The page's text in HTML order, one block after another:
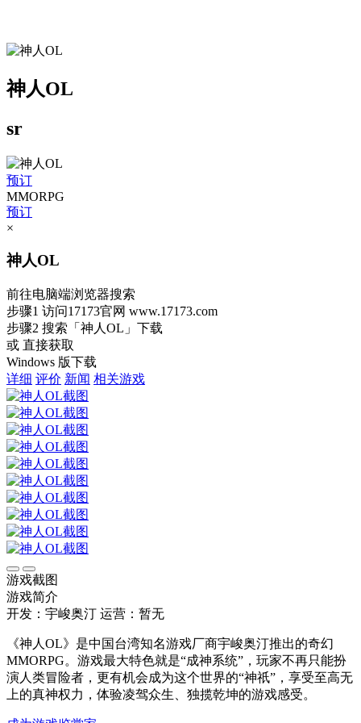
神人OL
sr
预订
MMORPG
预订
×
神人OL
前往电脑端浏览器搜索
步骤1 访问17173官网 www.17173.com
步骤2 搜索 「神人OL」 下载
或 直接获取
Windows 版下载
详细 评价 新闻 相关游戏
游戏截图
游戏简介
开发：宇峻奥汀 运营：暂无
《神人OL》是中国台湾知名游戏厂商宇峻奥汀推出的奇幻
MMORPG。游戏最大特色就是“成神系统”，玩家不再只能扮
演人类冒险者，更有机会成为这个世界的“神祇”，享受至高无
上的真神权力，体验凌驾众生、独揽乾坤的游戏感受。